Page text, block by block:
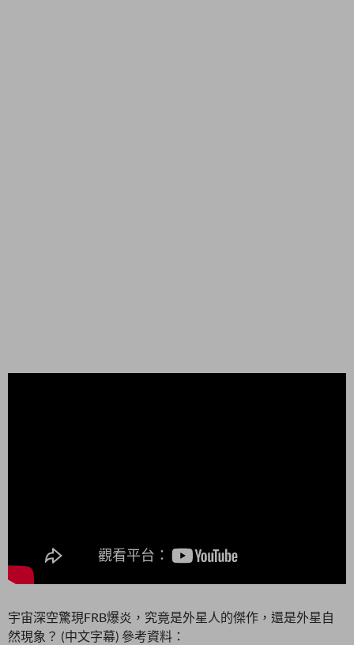
宇宙深空驚現FRB爆炎，究竟是外星人的傑作，還是外星自
然現象？ (中文字幕) 參考資料：